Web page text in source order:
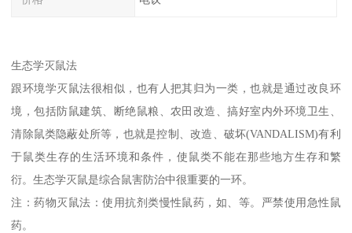
生态学灭鼠法
跟环境学灭鼠法很相似，也有人把其归为一类，也就是通过改良环
境，包括防鼠建筑、断绝鼠粮、农田改造、搞好室内外环境卫生、
清除鼠类隐蔽处所等，也就是控制、改造、破坏(VANDALISM)有利
于鼠类生存的生活环境和条件，使鼠类不能在那些地方生存和繁
衍。生态学灭鼠是综合鼠害防治中很重要的一环。
注：药物灭鼠法：使用抗剂类慢性鼠药，如、等。严禁使用急性鼠
药。